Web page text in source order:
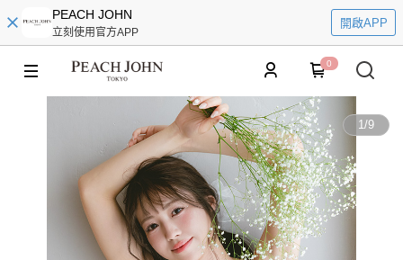
PEACH JOHN
立刻使用官方APP
開啟APP
0
1/9